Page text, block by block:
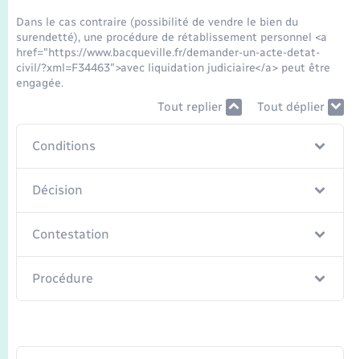
Seniors
Transports
Voirie et espace public
Dans le cas contraire (possibilité de vendre le bien du
surendetté), une procédure de rétablissement personnel <a
href="https://www.bacqueville.fr/demander-un-acte-detat-
civil/?xml=F34463">avec liquidation judiciaire</a> peut être
engagée.
Tout replier Tout déplier
Conditions
Décision
Contestation
Procédure